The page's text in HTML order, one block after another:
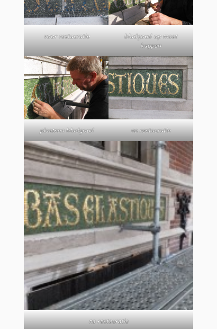
voor restauratie
bladgoud op maat
kappen
plaatsen bladgoud na restauratie
na restauratie